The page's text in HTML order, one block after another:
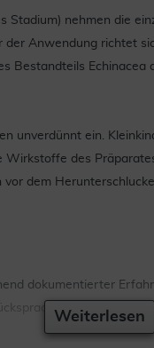
Stadium) nehmen die
der Anwendung richtet
Bestandteils
unverdünnt ein.
Wirkstoffe des
dem
dokumentierter
mit dem Arzt
Weiterlesen